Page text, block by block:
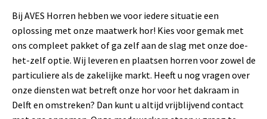
Bij AVES Horren hebben we voor iedere situatie een
oplossing met onze maatwerk hor! Kies voor gemak met
ons compleet pakket of ga zelf aan de slag met onze doe-
het-zelf optie. Wij leveren en plaatsen horren voor zowel de
particuliere als de zakelijke markt. Heeft u nog vragen over
onze diensten wat betreft onze hor voor het dakraam in
Delft en omstreken? Dan kunt u altijd vrijblijvend contact